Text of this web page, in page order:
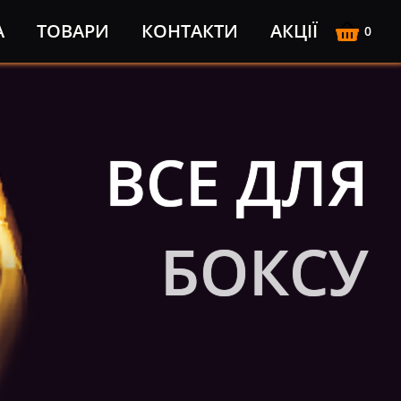
ТОВАРИ КОНТАКТИ АКЦІЇ 0
ВСЕ ДЛЯ
БОКСУ